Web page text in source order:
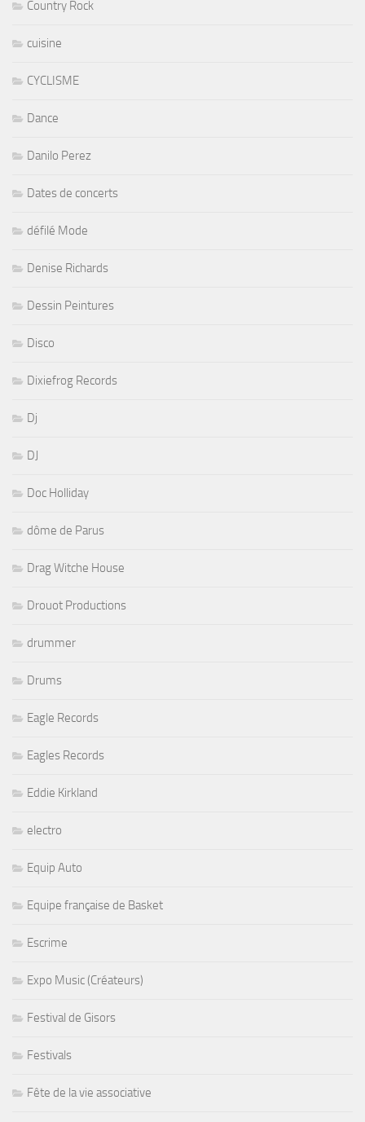
Country Rock
cuisine
CYCLISME
Dance
Danilo Perez
Dates de concerts
défilé Mode
Denise Richards
Dessin Peintures
Disco
Dixiefrog Records
Dj
DJ
Doc Holliday
dôme de Parus
Drag Witche House
Drouot Productions
drummer
Drums
Eagle Records
Eagles Records
Eddie Kirkland
electro
Equip Auto
Equipe française de Basket
Escrime
Expo Music (Créateurs)
Festival de Gisors
Festivals
Fête de la vie associative